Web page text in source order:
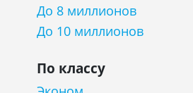
До 8 миллионов
До 10 миллионов
По классу